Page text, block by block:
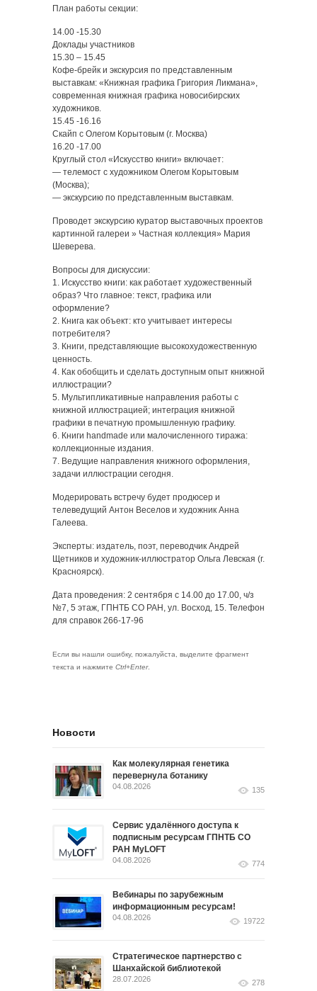
План работы секции:
14.00 -15.30
Доклады участников
15.30 – 15.45
Кофе-брейк и экскурсия по представленным
выставкам: «Книжная графика Григория Ликмана»,
современная книжная графика новосибирских
художников.
15.45 -16.16
Скайп с Олегом Корытовым (г. Москва)
16.20 -17.00
Круглый стол «Искусство книги» включает:
— телемост с художником Олегом Корытовым
(Москва);
— экскурсию по представленным выставкам.
Проводет экскурсию куратор выставочных проектов
картинной галереи » Частная коллекция» Мария
Шеверева.
Вопросы для дискуссии:
1. Искусство книги: как работает художественный
образ? Что главное: текст, графика или
оформление?
2. Книга как объект: кто учитывает интересы
потребителя?
3. Книги, представляющие высокохудожественную
ценность.
4. Как обобщить и сделать доступным опыт книжной
иллюстрации?
5. Мультипликативные направления работы с
книжной иллюстрацией; интеграция книжной
графики в печатную промышленную графику.
6. Книги handmade или малочисленного тиража:
коллекционные издания.
7. Ведущие направления книжного оформления,
задачи иллюстрации сегодня.
Модерировать встречу будет продюсер и
телеведущий Антон Веселов и художник Анна
Галеева.
Эксперты: издатель, поэт, переводчик Андрей
Щетников и художник-иллюстратор Ольга Левская (г.
Красноярск).
Дата проведения: 2 сентября с 14.00 до 17.00, ч/з
№7, 5 этаж, ГПНТБ СО РАН, ул. Восход, 15. Телефон
для справок 266-17-96
Если вы нашли ошибку, пожалуйста, выделите фрагмент
текста и нажмите Ctrl+Enter.
Новости
Как молекулярная генетика
перевернула ботанику
04.08.2026 135
Сервис удалённого доступа к
подписным ресурсам ГПНТБ СО
РАН MyLOFT
04.08.2026 774
Вебинары по зарубежным
информационным ресурсам!
04.08.2026 19722
Стратегическое партнерство с
Шанхайской библиотекой
28.07.2026 278